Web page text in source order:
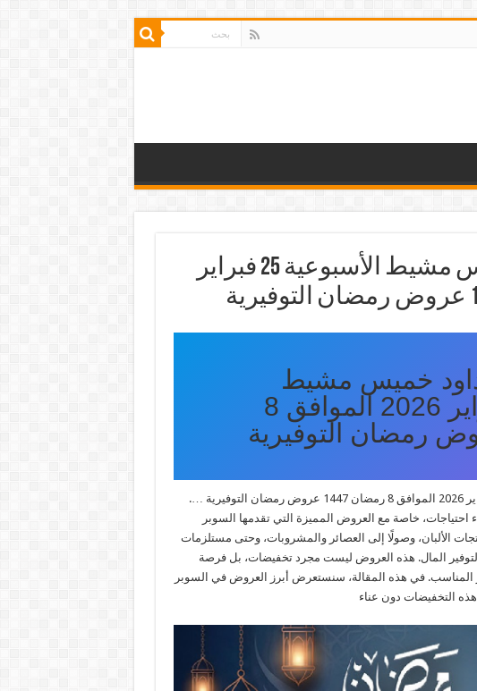
مجلة عروض بن داود خميس مشيط الأسبوعية 25 فبراير
خميس مشيط
الأسبوعية 25 فبراير 2026 الموافق 8
مجلة عروض بن داود خميس مشيط الأسبوعية 25 فبراير 2026 الموافق 8 رمضان 1447 عروض رمضان التوفيرية ….
خاصة مع العروض المميزة التي تقدمها السوبر
الألبان، وصولًا إلى العصائر والمشروبات، وحتى مستلزمات
لتوفير المال. هذه العروض ليست مجرد تخفيضات، بل فرصة
المناسب. في هذه المقالة، سنستعرض أبرز العروض في السوبر
التخفيضات دون عناء